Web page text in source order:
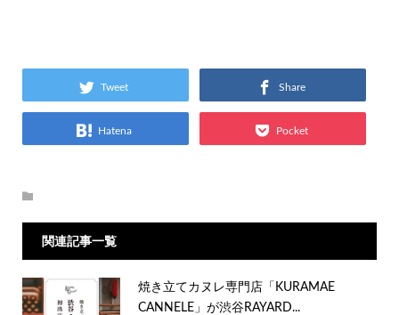
Tweet Share
Hatena Pocket
関連記事一覧
焼き立てカヌレ専門店「KURAMAE
CANNELE」が渋谷RAYARD...